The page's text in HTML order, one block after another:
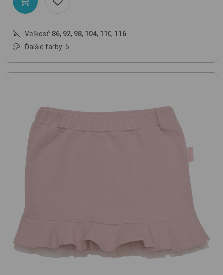
Veľkosť: 86, 92, 98, 104, 110, 116
Ďalšie farby: 5